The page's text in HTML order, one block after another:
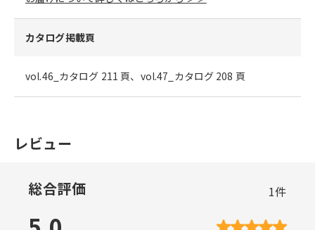
カタログ掲載頁
vol.46_カタログ 211 頁、vol.47_カタログ 208 頁
レビュー
総合評価 1件